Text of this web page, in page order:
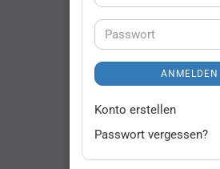
Mail-
Passwort
ANMELDEN
Konto erstellen
Passwort vergessen?